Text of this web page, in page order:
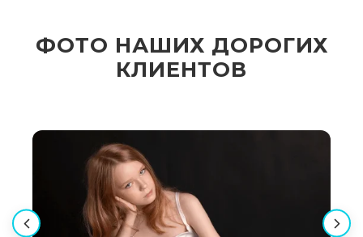
ФОТО НАШИХ ДОРОГИХ
КЛИЕНТОВ